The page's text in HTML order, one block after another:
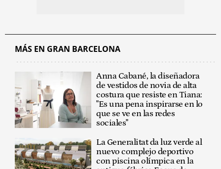
MÁS EN GRAN BARCELONA
Anna Cabané, la diseñadora
de vestidos de novia de alta
costura que resiste en Tiana:
"Es una pena inspirarse en lo
que se ve en las redes
sociales"
La Generalitat da luz verde al
nuevo complejo deportivo
con piscina olímpica en la